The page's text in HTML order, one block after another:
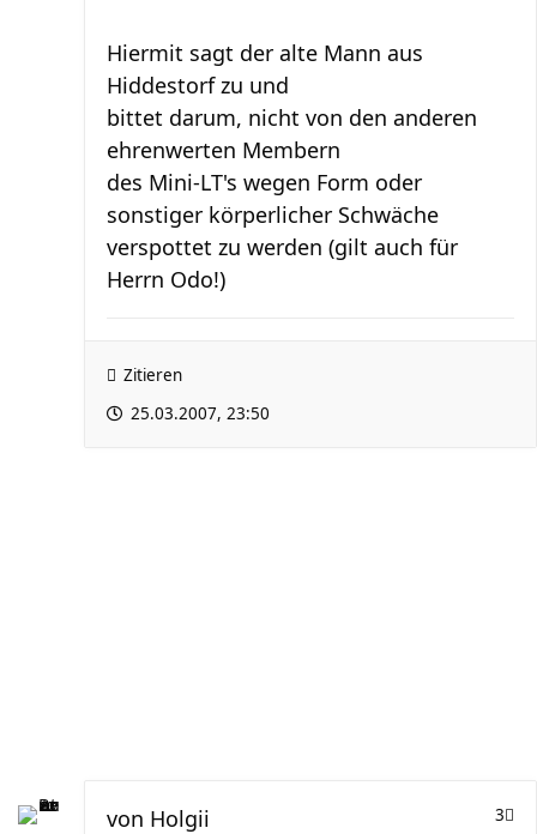
Hiermit sagt der alte Mann aus
Hiddestorf zu und
bittet darum, nicht von den anderen
ehrenwerten Membern
des Mini-LT's wegen Form oder
sonstiger körperlicher Schwäche
verspottet zu werden (gilt auch für
Herrn Odo!)
Zitieren
25.03.2007, 23:50
3
von Holgii